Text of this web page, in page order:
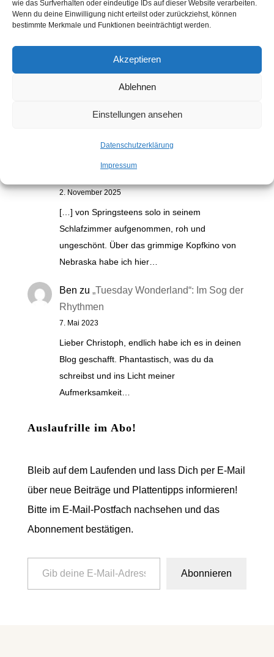
wie das Surfverhalten oder eindeutige IDs auf dieser Website verarbeiten.
Wenn du deine Einwilligung nicht erteilst oder zurückziehst, können
bestimmte Merkmale und Funktionen beeinträchtigt werden.
Akzeptieren
Ablehnen
Einstellungen ansehen
Datenschutzerklärung
Impressum
Electric Nebraska: Na, endlich! |
2. November 2025
[…] von Springsteens solo in seinem
Schlafzimmer aufgenommen, roh und
ungeschönt. Über das grimmige Kopfkino von
Nebraska habe ich hier…
Ben zu „Tuesday Wonderland“: Im Sog der
Rhythmen
7. Mai 2023
Lieber Christoph, endlich habe ich es in deinen
Blog geschafft. Phantastisch, was du da
schreibst und ins Licht meiner
Aufmerksamkeit…
Auslaufrille im Abo!
Bleib auf dem Laufenden und lass Dich per E-Mail
über neue Beiträge und Plattentipps informieren!
Bitte im E-Mail-Postfach nachsehen und das
Abonnement bestätigen.
Gib deine E-Mail-Adresse ein ...
Abonnieren